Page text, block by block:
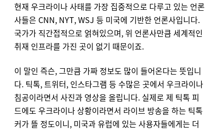
현재 우크라이나 사태를 가장 집중적으로 다루고 있는 언론
사들은 CNN, NYT, WSJ 등 미국에 기반한 언론사입니다.
국가가 직간접적으로 얽혀있으며, 위 언론사만큼 세계적인
취재 인프라를 가진 곳이 없기 때문이죠.
이 말인 즉슨, 그만큼 가짜 정보도 많이 들어온다는 뜻입니
다. 틱톡, 트위터, 인스타그램 등 수많은 곳에서 우크라이나
침공이라면서 사진과 영상을 올립니다. 실제로 제 틱톡 피
드에도 우크라이나 상황이라면서 라이브 방송을 하는 틱톡
커가 뜰 정도이니, 미국과 유럽에 있는 사용자들에게는 더